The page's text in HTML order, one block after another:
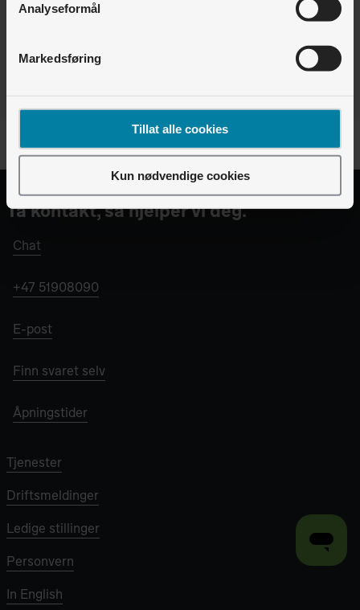
Analyseformål
Markedsføring
Tillat alle cookies
Kun nødvendige cookies
Finner du ikke det du leter etter?
Vi er pålogget - chat med oss
Ta kontakt, så hjelper vi deg.
Chat
+47 51908090
E-post
Finn svaret selv
Åpningstider
Tjenester
Driftsmeldinger
Ledige stillinger
Personvern
In English